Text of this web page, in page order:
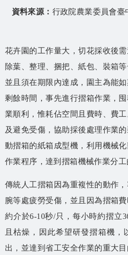
資料來源： 行政院農業委員會臺
花卉園的工作量大，切花採收後需
除葉、整理、捆把、紙包、裝箱
並且須在期限內達成，園主為能
剩餘時間，事先進行摺箱作業，
業順利，惟耗佔空間且費時、費
及避免受傷，協助採後處理作業
動摺箱的紙箱成型機，利用機械
作業程序，達到摺箱機械作業分工
傳統人工摺箱因為重複性的動作
腕等處疲勞受傷，並且因為摺箱
約介於6-10秒/只，每小時約摺立
且枯燥，因此希望研發摺箱機，
出，並達到省工安全作業的重大
相關資源
智慧農業生態圈 FB
網站導覽
English